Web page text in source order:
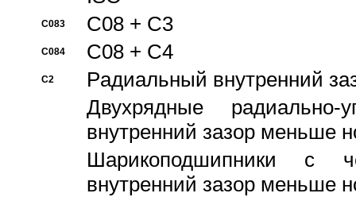
C083 C08 + C3
C084 C08 + C4
C2
Pадиальный внутренний
Двухрядные радиально-
внутренний зазор меньше
Шарикоподшипники с
внутренний зазор меньше